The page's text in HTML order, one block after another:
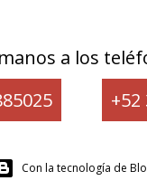
a los
+52
Con la tecnología de